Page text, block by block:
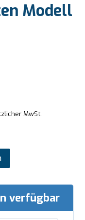
Modell
MwSt.
verfügbar